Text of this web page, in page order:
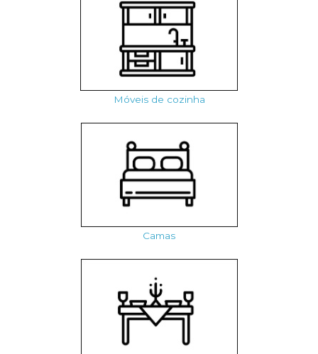
Móveis de cozinha
Camas